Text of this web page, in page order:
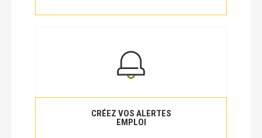
CRÉEZ VOS ALERTES
EMPLOI